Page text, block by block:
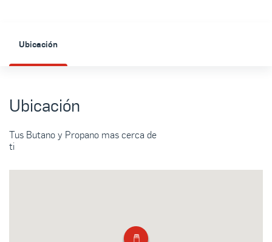
Ubicación
Ubicación
Tus Butano y Propano mas cerca de
ti